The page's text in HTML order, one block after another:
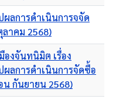
ลการดำเนินการจจัด
าคม 2568)
องจันทนิมิต เรื่อง
ลการดำเนินการจัดซื้อ
น กันยายน 2568)